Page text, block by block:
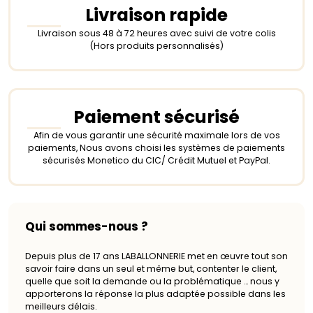
Livraison rapide
Livraison sous 48 à 72 heures avec suivi de votre colis
(Hors produits personnalisés)
Paiement sécurisé
Afin de vous garantir une sécurité maximale lors de vos
paiements, Nous avons choisi les systèmes de paiements
sécurisés Monetico du CIC/ Crédit Mutuel et PayPal.
Qui sommes-nous ?
Depuis plus de 17 ans LABALLONNERIE met en œuvre tout son
savoir faire dans un seul et même but, contenter le client,
quelle que soit la demande ou la problématique … nous y
apporterons la réponse la plus adaptée possible dans les
meilleurs délais.